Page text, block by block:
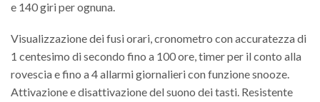
e 140 giri per ognuna.
Visualizzazione dei fusi orari, cronometro con accuratezza di
1 centesimo di secondo fino a 100 ore, timer per il conto alla
rovescia e fino a 4 allarmi giornalieri con funzione snooze.
Attivazione e disattivazione del suono dei tasti. Resistente